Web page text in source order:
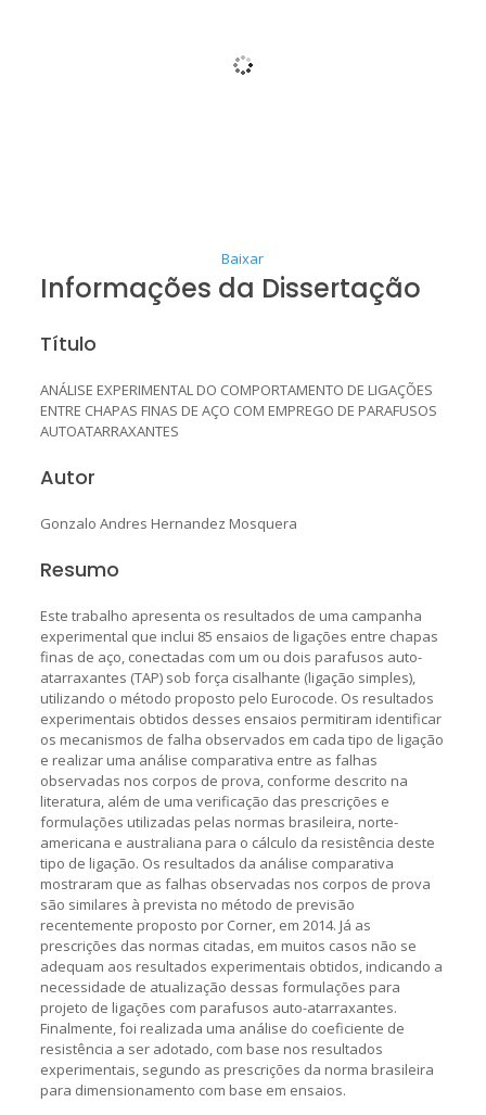
Baixar
Informações da Dissertação
Título
ANÁLISE EXPERIMENTAL DO COMPORTAMENTO DE LIGAÇÕES
ENTRE CHAPAS FINAS DE AÇO COM EMPREGO DE PARAFUSOS
AUTOATARRAXANTES
Autor
Gonzalo Andres Hernandez Mosquera
Resumo
Este trabalho apresenta os resultados de uma campanha
experimental que inclui 85 ensaios de ligações entre chapas
finas de aço, conectadas com um ou dois parafusos auto-
atarraxantes (TAP) sob força cisalhante (ligação simples),
utilizando o método proposto pelo Eurocode. Os resultados
experimentais obtidos desses ensaios permitiram identificar
os mecanismos de falha observados em cada tipo de ligação
e realizar uma análise comparativa entre as falhas
observadas nos corpos de prova, conforme descrito na
literatura, além de uma verificação das prescrições e
formulações utilizadas pelas normas brasileira, norte-
americana e australiana para o cálculo da resistência deste
tipo de ligação. Os resultados da análise comparativa
mostraram que as falhas observadas nos corpos de prova
são similares à prevista no método de previsão
recentemente proposto por Corner, em 2014. Já as
prescrições das normas citadas, em muitos casos não se
adequam aos resultados experimentais obtidos, indicando a
necessidade de atualização dessas formulações para
projeto de ligações com parafusos auto-atarraxantes.
Finalmente, foi realizada uma análise do coeficiente de
resistência a ser adotado, com base nos resultados
experimentais, segundo as prescrições da norma brasileira
para dimensionamento com base em ensaios.